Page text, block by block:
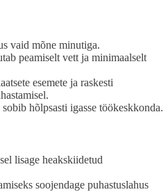
vaid mõne minutiga.
peamiselt vett ja minimaalselt
esemete ja raskesti
hõlpsasti igasse töökeskkonda.
lisage heakskiidetud
soojendage puhastuslahus